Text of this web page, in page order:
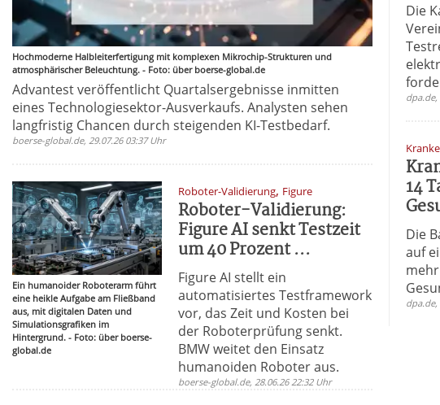
Hochmoderne Halbleiterfertigung mit komplexen Mikrochip-Strukturen und
atmosphärischer Beleuchtung. - Foto: über boerse-global.de
Advantest veröffentlicht Quartalsergebnisse inmitten
eines Technologiesektor-Ausverkaufs. Analysten sehen
langfristig Chancen durch steigenden KI-Testbedarf.
boerse-global.de, 29.07.26 03:37 Uhr
Ein humanoider Roboterarm führt
eine heikle Aufgabe am Fließband
aus, mit digitalen Daten und
Simulationsgrafiken im
Hintergrund. - Foto: über boerse-
global.de
Roboter-Validierung, Figure
Roboter-Validierung:
Figure AI senkt Testzeit
um 40 Prozent ...
Figure AI stellt ein
automatisiertes Testframework
vor, das Zeit und Kosten bei
der Roboterprüfung senkt.
BMW weitet den Einsatz
humanoiden Roboter aus.
boerse-global.de, 28.06.26 22:32 Uhr
Die
dpa.de,
14
Die
auf
dpa.de,